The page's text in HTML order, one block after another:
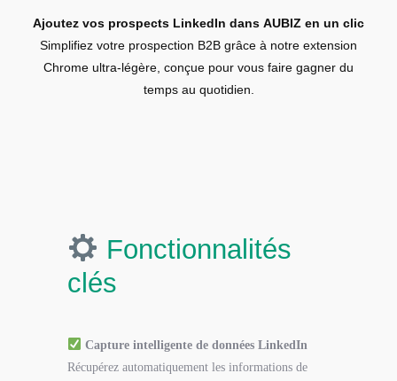
Ajoutez vos prospects LinkedIn dans AUBIZ en un clic
Simplifiez votre prospection B2B grâce à notre extension
Chrome ultra-légère, conçue pour vous faire gagner du
temps au quotidien.
Fonctionnalités
clés
Capture intelligente de données LinkedIn
Récupérez automatiquement les informations de